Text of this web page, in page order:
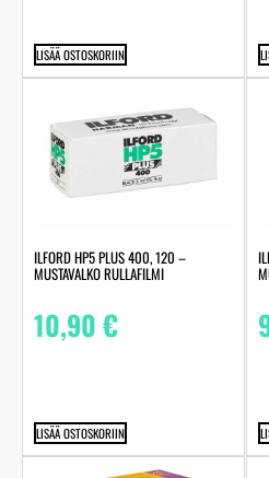
LISÄÄ OSTOSKORIIN
ILFORD HP5 PLUS 400, 120 –
MUSTAVALKO RULLAFILMI
10,90€
LISÄÄ OSTOSKORIIN